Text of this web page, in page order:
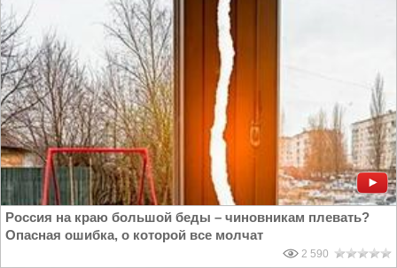
Россия на краю большой беды – чиновникам плевать?
Опасная ошибка, о которой все молчат
2 590